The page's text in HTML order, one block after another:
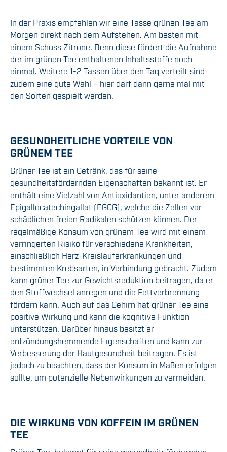
In der Praxis empfehlen wir eine Tasse grünen Tee am
Morgen direkt nach dem Aufstehen. Am besten mit
einem Schuss Zitrone. Denn diese fördert die Aufnahme
der im grünen Tee enthaltenen Inhaltsstoffe noch
einmal. Weitere 1-2 Tassen über den Tag verteilt sind
zudem eine gute Wahl – hier darf dann gerne mal mit
den Sorten gespielt werden.
GESUNDHEITLICHE VORTEILE VON
GRÜNEM TEE
Grüner Tee ist ein Getränk, das für seine
gesundheitsfördernden Eigenschaften bekannt ist. Er
enthält eine Vielzahl von Antioxidantien, unter anderem
Epigallocatechingallat (EGCG), welche die Zellen vor
schädlichen freien Radikalen schützen können. Der
regelmäßige Konsum von grünem Tee wird mit einem
verringerten Risiko für verschiedene Krankheiten,
einschließlich Herz-Kreislauferkrankungen und
bestimmten Krebsarten, in Verbindung gebracht. Zudem
kann grüner Tee zur Gewichtsreduktion beitragen, da er
den Stoffwechsel anregen und die Fettverbrennung
fördern kann. Auch auf das Gehirn hat grüner Tee eine
positive Wirkung und kann die kognitive Funktion
unterstützen. Darüber hinaus besitzt er
entzündungshemmende Eigenschaften und kann zur
Verbesserung der Hautgesundheit beitragen. Es ist
jedoch zu beachten, dass der Konsum in Maßen erfolgen
sollte, um potenzielle Nebenwirkungen zu vermeiden.
DIE WIRKUNG VON KOFFEIN IM GRÜNEN
TEE